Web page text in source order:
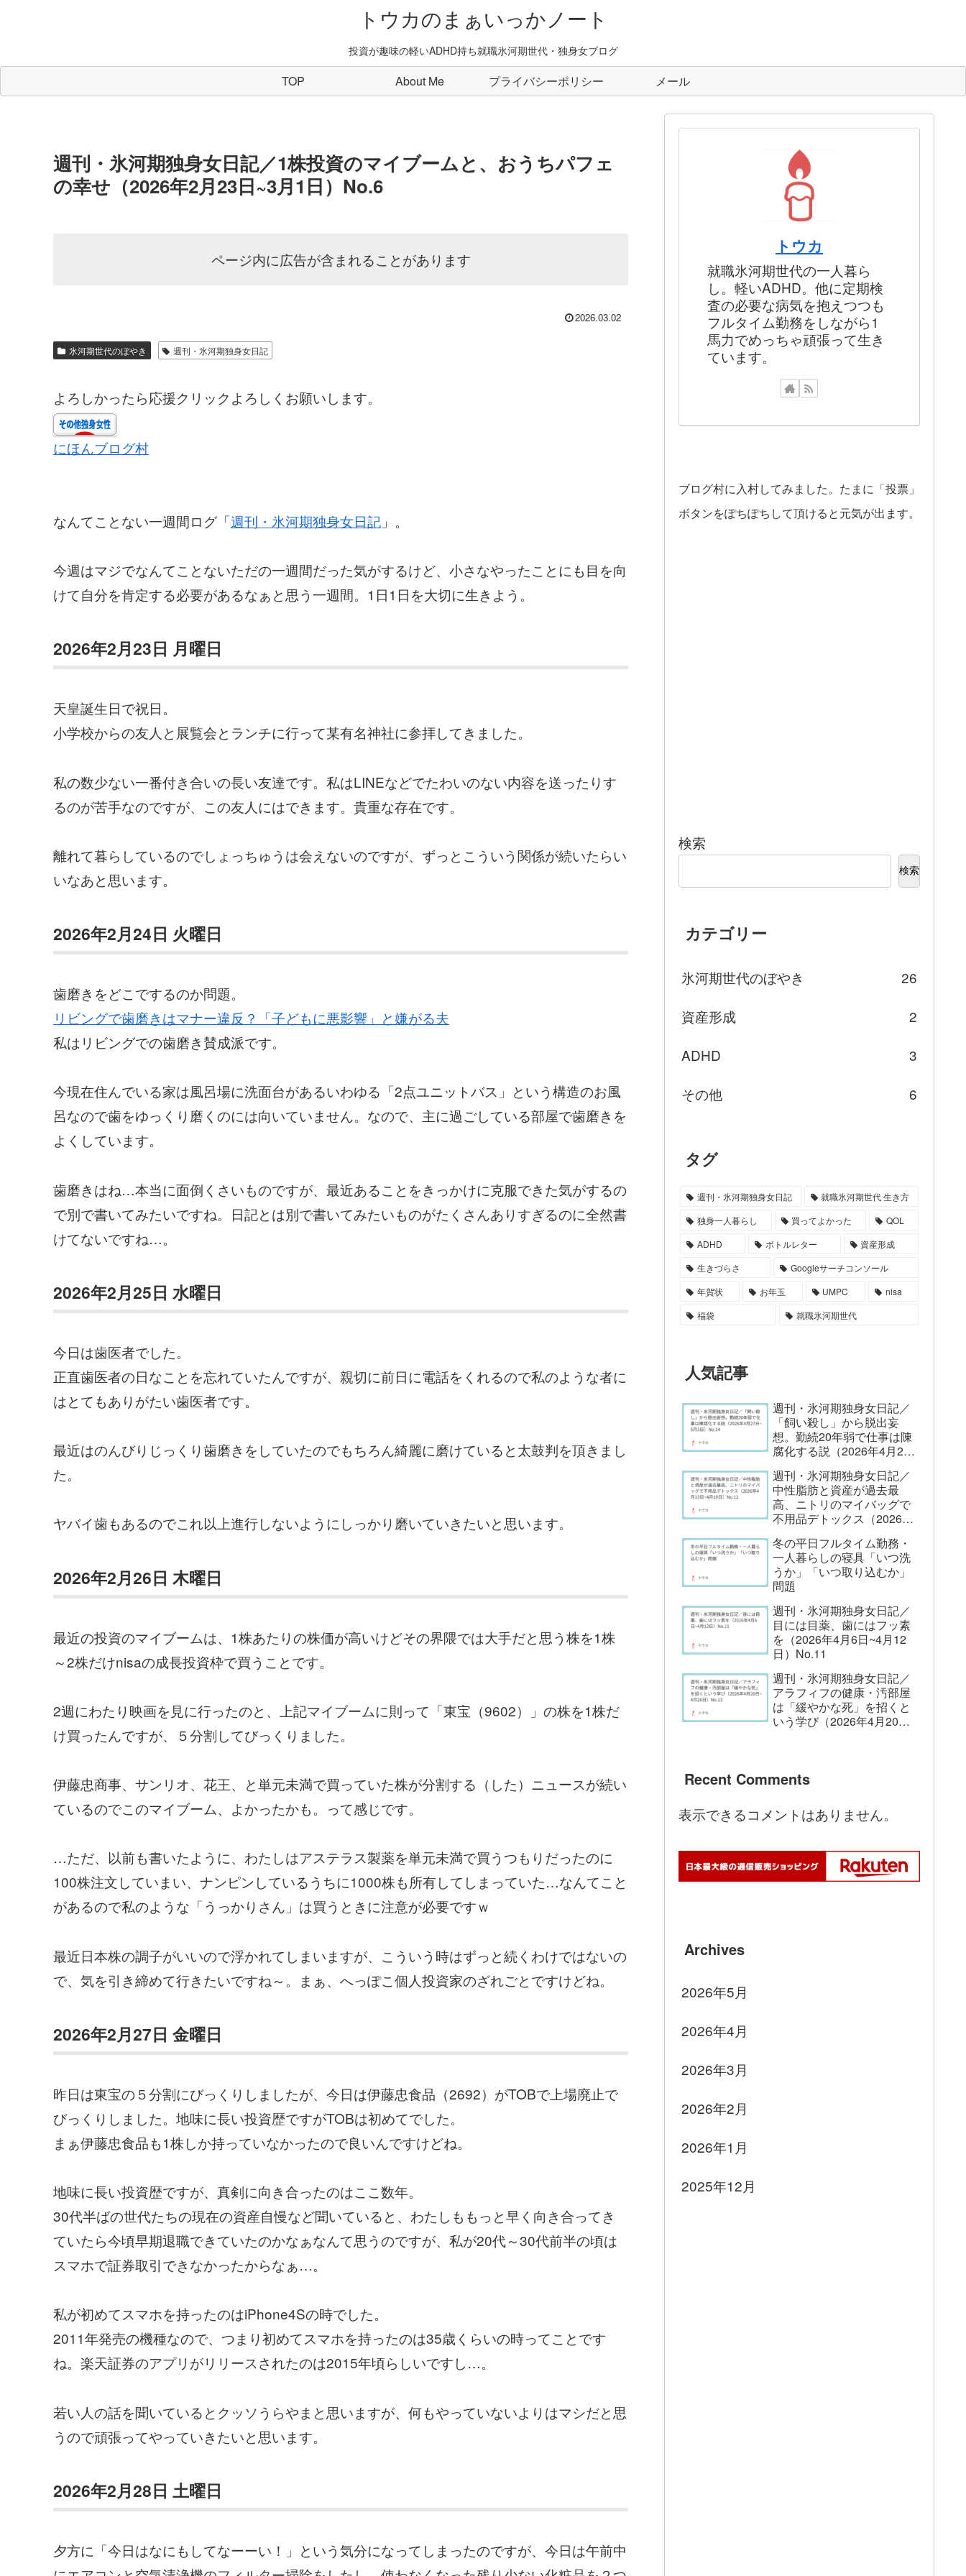
トウカのまぁいっかノート
投資が趣味の軽いADHD持ち就職氷河期世代・独身女ブログ
TOP About Me プライバシーポリシー メール
週刊・氷河期独身女日記／1株投資のマイブームと、おうちパフェ
の幸せ（2026年2月23日~3月1日）No.6
ページ内に広告が含まれることがあります
2026.03.02
氷河期世代のぼやき 週刊・氷河期独身女日記
よろしかったら応援クリックよろしくお願いします。
にほんブログ村
なんてことない一週間ログ「週刊・氷河期独身女日記 」。
今週はマジでなんてことないただの一週間だった気がするけど、小さなやったことにも目を向
けて自分を肯定する必要があるなぁと思う一週間。1日1日を大切に生きよう。
2026年2月23日 月曜日
天皇誕生日で祝日。
小学校からの友人と展覧会とランチに行って某有名神社に参拝してきました。
私の数少ない一番付き合いの長い友達です。私はLINEなどでたわいのない内容を送ったりす
るのが苦手なのですが、この友人にはできます。貴重な存在です。
離れて暮らしているのでしょっちゅうは会えないのですが、ずっとこういう関係が続いたらい
いなあと思います。
2026年2月24日 火曜日
歯磨きをどこでするのか問題。
リビングで歯磨きはマナー違反？「子どもに悪影響」と嫌がる夫
私はリビングでの歯磨き賛成派です。
今現在住んでいる家は風呂場に洗面台があるいわゆる「2点ユニットバス」という構造のお風
呂なので歯をゆっくり磨くのには向いていません。なので、主に過ごしている部屋で歯磨きを
よくしています。
歯磨きはね…本当に面倒くさいものですが、最近あることをきっかけに克服できた気がするの
で別で書いてみたいですね。日記とは別で書いてみたいものがたくさんありすぎるのに全然書
けてないですね…。
2026年2月25日 水曜日
今日は歯医者でした。
正直歯医者の日なことを忘れていたんですが、親切に前日に電話をくれるので私のような者に
はとてもありがたい歯医者です。
最近はのんびりじっくり歯磨きをしていたのでもちろん綺麗に磨けていると太鼓判を頂きまし
た。
ヤバイ歯もあるのでこれ以上進行しないようにしっかり磨いていきたいと思います。
2026年2月26日 木曜日
最近の投資のマイブームは、1株あたりの株価が高いけどその界隈では大手だと思う株を1株
～2株だけnisaの成長投資枠で買うことです。
2週にわたり映画を見に行ったのと、上記マイブームに則って「東宝（9602）」の株を1株だ
け買ったんですが、５分割してびっくりました。
伊藤忠商事、サンリオ、花王、と単元未満で買っていた株が分割する（した）ニュースが続い
ているのでこのマイブーム、よかったかも。って感じです。
…ただ、以前も書いたように、わたしはアステラス製薬を単元未満で買うつもりだったのに
100株注文していまい、ナンピンしているうちに1000株も所有してしまっていた…なんてこと
があるので私のような「うっかりさん」は買うときに注意が必要ですｗ
最近日本株の調子がいいので浮かれてしまいますが、こういう時はずっと続くわけではないの
で、気を引き締めて行きたいですね～。まぁ、へっぽこ個人投資家のざれごとですけどね。
2026年2月27日 金曜日
昨日は東宝の５分割にびっくりしましたが、今日は伊藤忠食品（2692）がTOBで上場廃止で
びっくりしました。地味に長い投資歴ですがTOBは初めてでした。
まぁ伊藤忠食品も1株しか持っていなかったので良いんですけどね。
地味に長い投資歴ですが、真剣に向き合ったのはここ数年。
30代半ばの世代たちの現在の資産自慢など聞いていると、わたしももっと早く向き合ってき
ていたら今頃早期退職できていたのかなぁなんて思うのですが、私が20代～30代前半の頃は
スマホで証券取引できなかったからなぁ…。
私が初めてスマホを持ったのはiPhone4Sの時でした。
2011年発売の機種なので、つまり初めてスマホを持ったのは35歳くらいの時ってことです
ね。楽天証券のアプリがリリースされたのは2015年頃らしいですし…。
若い人の話を聞いているとクッソうらやまと思いますが、何もやっていないよりはマシだと思
うので頑張ってやっていきたいと思います。
2026年2月28日 土曜日
夕方に「今日はなにもしてなーーい！」という気分になってしまったのですが、今日は午前中
トウカ
就職氷河期世代の一人暮ら
し。軽いADHD。他に定期検
査の必要な病気を抱えつつも
フルタイム勤務をしながら1
馬力でめっちゃ頑張って生き
ています。
ブログ村に入村してみました。たまに「投票」
ボタンをぽちぽちして頂けると元気が出ます。
検索
検索
カテゴリー
氷河期世代のぼやき
26
資産形成
2
ADHD
3
その他
6
タグ
週刊・氷河期独身女日記
就職氷河期世代 生き方
独身一人暮らし
買ってよかった
QOL
ADHD
ボトルレター
資産形成
生きづらさ
Googleサーチコンソール
年賀状
お年玉 UMPC
nisa
福袋
就職氷河期世代
人気記事
週刊・氷河期独身女日記／
「飼い殺し」から脱出妄
想。勤続20年弱で仕事は陳
腐化する説（2026年4月27
週刊・氷河期独身女日記／
中性脂肪と資産が過去最
高、ニトリのマイバッグで
不用品デトックス（2026年
冬の平日フルタイム勤務・
一人暮らしの寝具「いつ洗
うか」「いつ取り込むか」
問題
週刊・氷河期独身女日記／
目には目薬、歯にはフッ素
を（2026年4月6日~4月12
日）No.11
週刊・氷河期独身女日記／
アラフィフの健康・汚部屋
は「緩やかな死」を招くと
いう学び（2026年4月20日
Recent Comments
表示できるコメントはありません。
Archives
2026年5月
2026年4月
2026年3月
2026年2月
2026年1月
2025年12月